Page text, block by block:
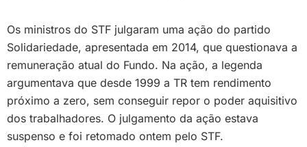
Os ministros do STF julgaram uma ação do partido
Solidariedade, apresentada em 2014, que questionava a
remuneração atual do Fundo. Na ação, a legenda
argumentava que desde 1999 a TR tem rendimento
próximo a zero, sem conseguir repor o poder aquisitivo
dos trabalhadores. O julgamento da ação estava
suspenso e foi retomado ontem pelo STF.